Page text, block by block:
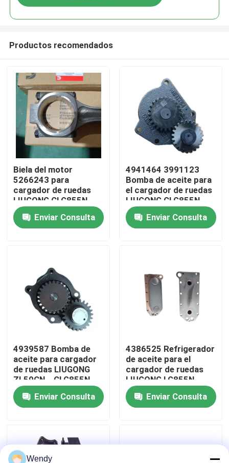
Hogar
Productos
Vídeos
Viaje de la fábrica
Control de calidad
Éntrenos en contacto con
Noticias
Blog
Productos recomendados
Biela del motor
5266243 para
cargador de ruedas
LIUGONG CLG855N,
CLG856H, ZL50CN,
CLG862H, motor
QSC8.3, ISL8.9, QSL9
Enviar Consulta
4941464 3991123
Bomba de aceite para
el cargador de ruedas
LIUGONG CLG855N、
CLG856H、CLG862H
Motor 6CT8.3、6C8.
¿Qué quieres decir?
Enviar Consulta
4939587 Bomba de
aceite para cargador
de ruedas LIUGONG
ZL50CN、CLG855N、
CLG856、CLG856H
LW500KL Excavadora
CLG922LC、CLG925LC
Enviar Consulta
4386525 Refrigerador
de aceite para el
cargador de ruedas
LIUGONG LG855N、
CLG856H、ZL50CN
Excavadora
CLG936LC、CLG939LC
Enviar Consulta
Wendy